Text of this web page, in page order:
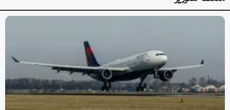
متعلقہ سٹوریز